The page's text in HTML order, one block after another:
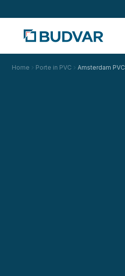
Home Porte in PVC Amsterdam PVC